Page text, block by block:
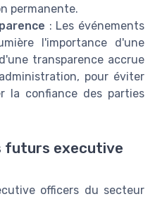
permanente.
: Les événements
l'importance d'une
transparence accrue
pour éviter
la confiance des parties
futurs executive
officers du secteur